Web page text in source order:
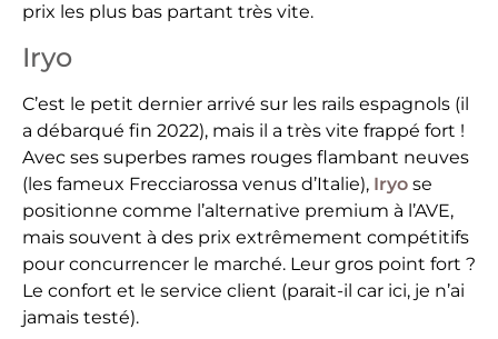
prix les plus bas partant très vite.
Iryo
C’est le petit dernier arrivé sur les rails espagnols (il
a débarqué fin 2022), mais il a très vite frappé fort !
Avec ses superbes rames rouges flambant neuves
(les fameux Frecciarossa venus d’Italie), Iryo se
positionne comme l’alternative premium à l’AVE,
mais souvent à des prix extrêmement compétitifs
pour concurrencer le marché. Leur gros point fort ?
Le confort et le service client (parait-il car ici, je n’ai
jamais testé).